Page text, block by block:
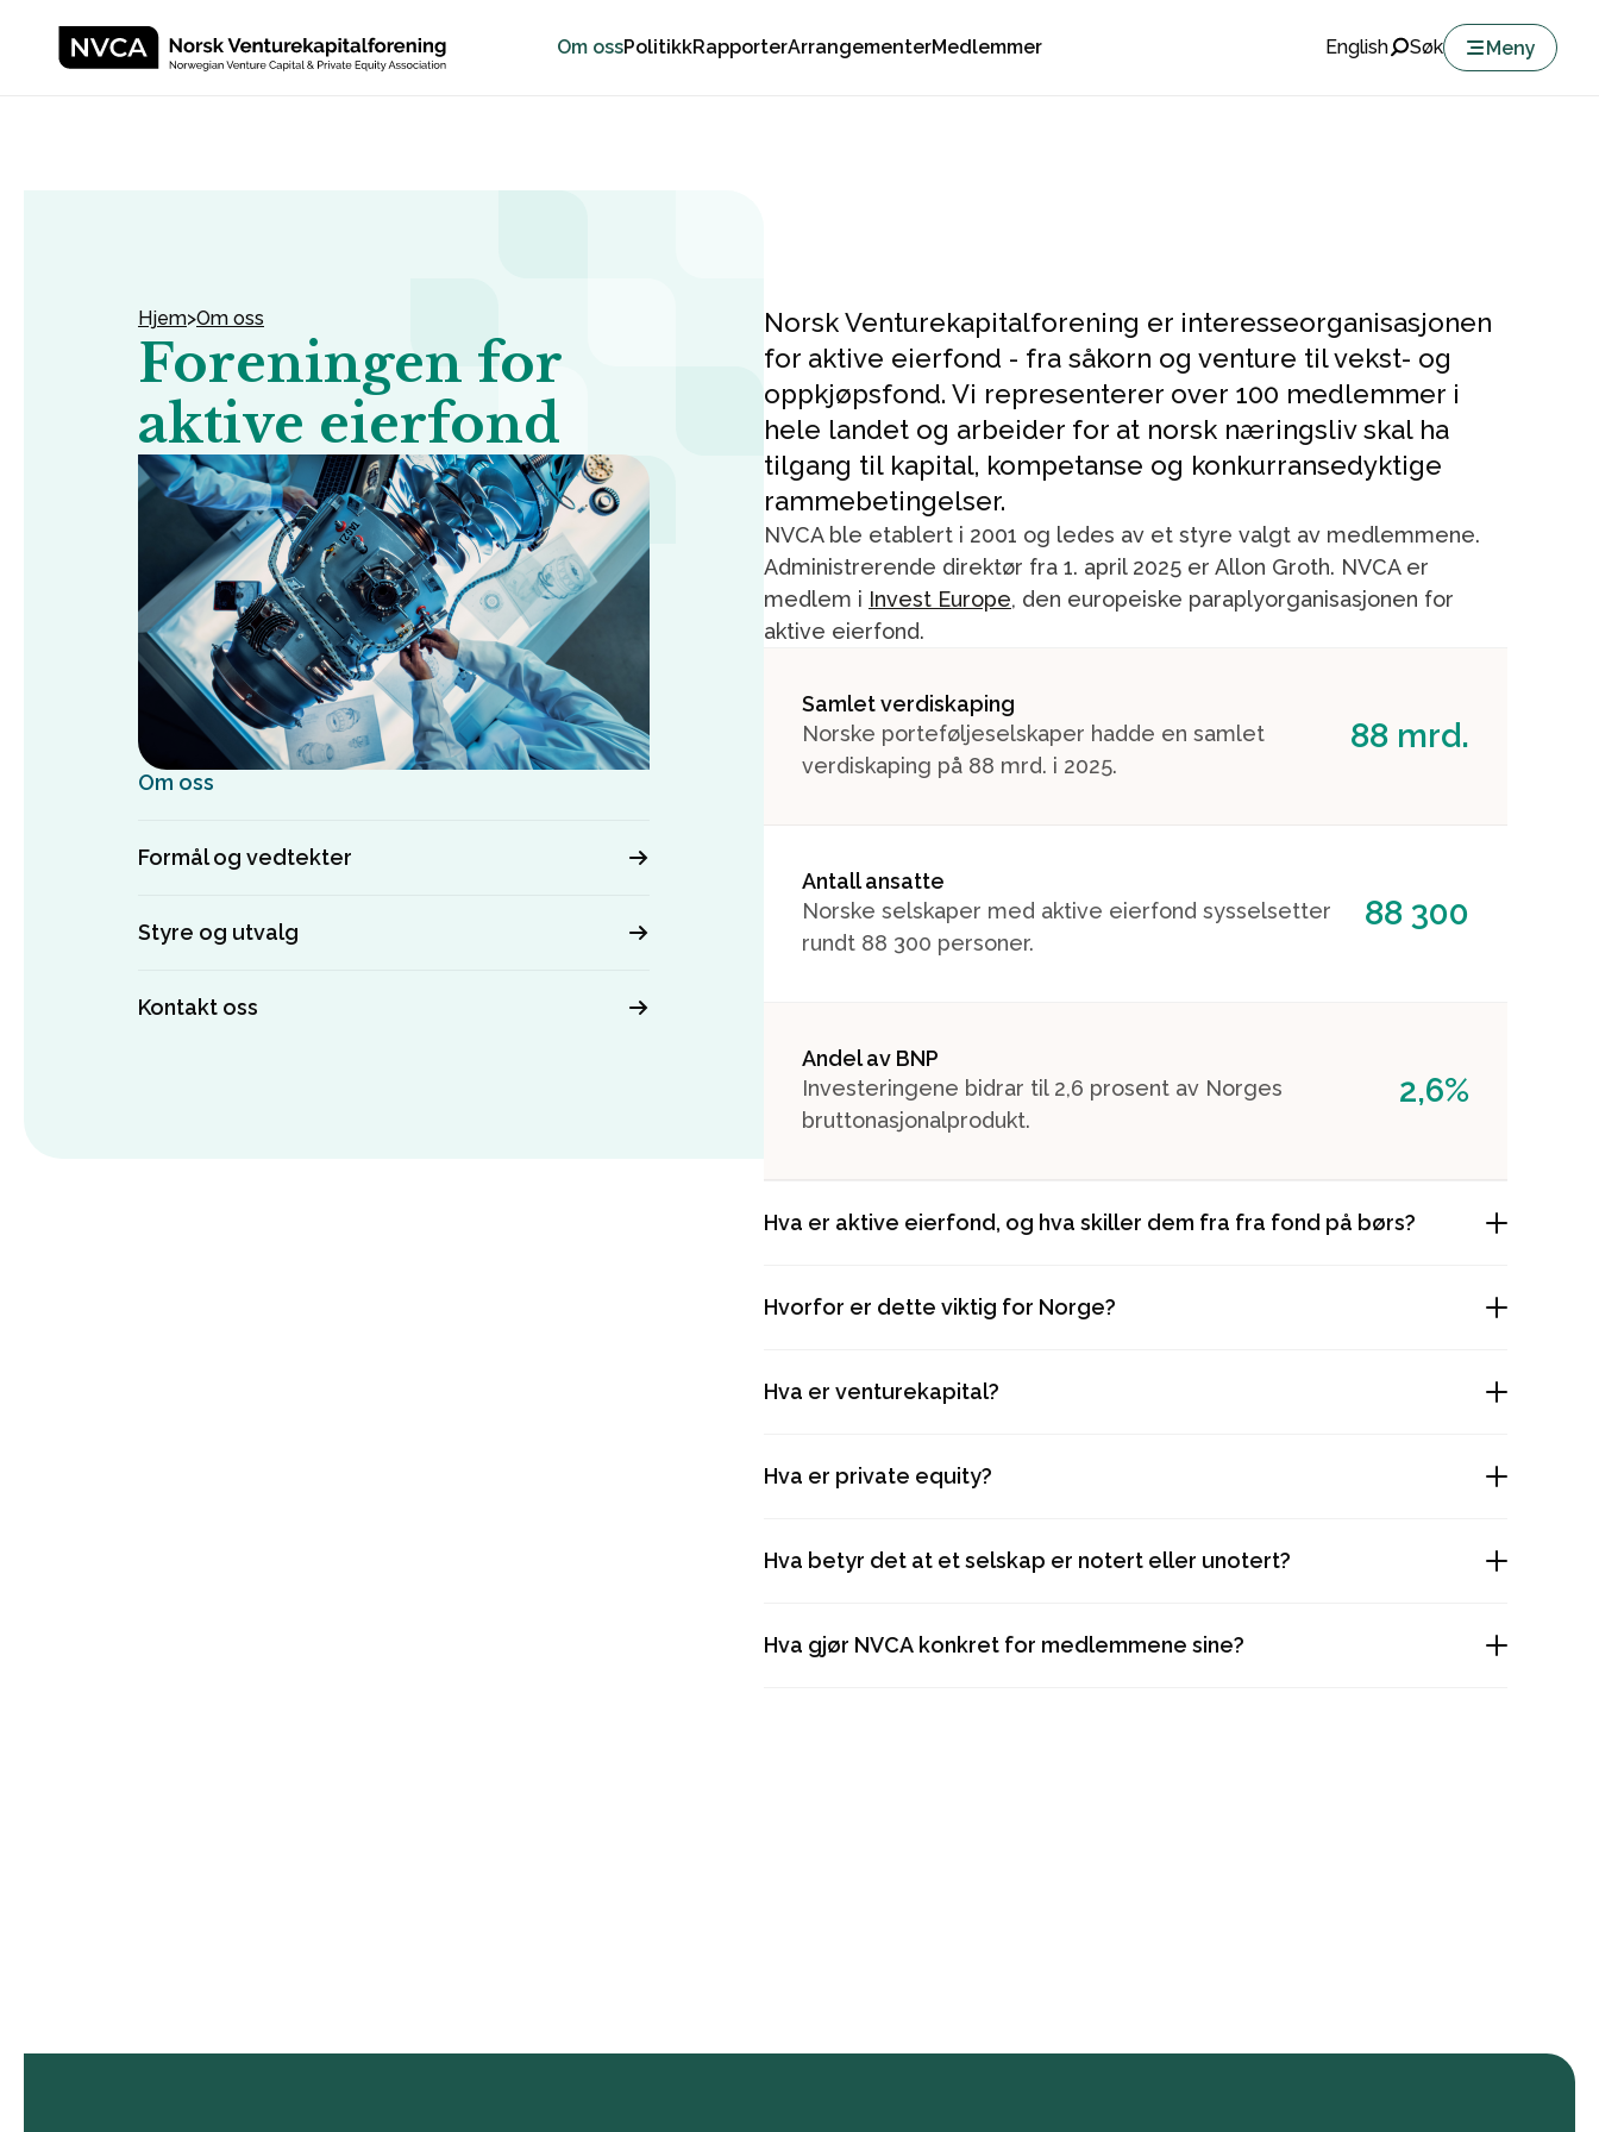
Om ossPolitikkRapporterArrangementerMedlemmer English Søk Meny
Hjem>Om oss
Foreningen for
aktive eierfond
Skip to content
Om oss
Formål og vedtekter
Styre og utvalg
Kontakt oss
Norsk Venturekapitalforening er interesseorganisasjonen
for aktive eierfond - fra såkorn og venture til vekst- og
oppkjøpsfond. Vi representerer over 100 medlemmer i
hele landet og arbeider for at norsk næringsliv skal ha
tilgang til kapital, kompetanse og konkurransedyktige
rammebetingelser.
NVCA ble etablert i 2001 og ledes av et styre valgt av medlemmene.
Administrerende direktør fra 1. april 2025 er Allon Groth. NVCA er
medlem i Invest Europe, den europeiske paraplyorganisasjonen for
aktive eierfond.
Samlet verdiskaping
Norske porteføljeselskaper hadde en samlet
verdiskaping på 88 mrd. i 2025.
88 mrd.
Antall ansatte
Norske selskaper med aktive eierfond sysselsetter
rundt 88 300 personer.
88 300
Andel av BNP
Investeringene bidrar til 2,6 prosent av Norges
bruttonasjonalprodukt.
2,6%
Hva er aktive eierfond, og hva skiller dem fra fra fond på børs?
Hvorfor er dette viktig for Norge?
Hva er venturekapital?
Hva er private equity?
Hva betyr det at et selskap er notert eller unotert?
Hva gjør NVCA konkret for medlemmene sine?